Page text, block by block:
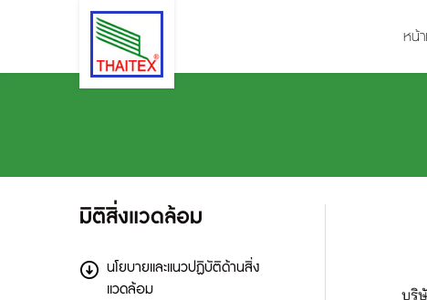
หน้
มิติสิ่งแวดล้อม
นโยบายและแนวปฏิบัติด้านสิ่ง
แวดล้อม